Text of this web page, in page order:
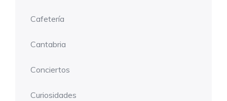
Cafetería
Cantabria
Conciertos
Curiosidades